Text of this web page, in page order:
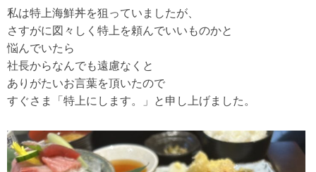
私は特上海鮮丼を狙っていましたが、
さすがに図々しく特上を頼んでいいものかと
悩んでいたら
社長からなんでも遠慮なくと
ありがたいお言葉を頂いたので
すぐさま「特上にします。」と申し上げました。